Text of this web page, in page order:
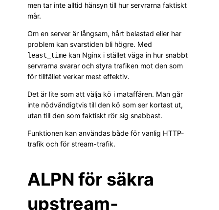
men tar inte alltid hänsyn till hur servrarna faktiskt
mår.
Om en server är långsam, hårt belastad eller har
problem kan svarstiden bli högre. Med
least_time kan Nginx i stället väga in hur snabbt
servrarna svarar och styra trafiken mot den som
för tillfället verkar mest effektiv.
Det är lite som att välja kö i mataffären. Man går
inte nödvändigtvis till den kö som ser kortast ut,
utan till den som faktiskt rör sig snabbast.
Funktionen kan användas både för vanlig HTTP-
trafik och för stream-trafik.
ALPN för säkra
upstream-